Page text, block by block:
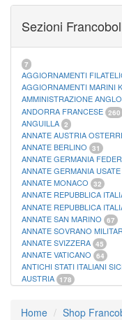
FOGLI MARINI PERIODI
MATERIALE FILATELICO
RACCOGLITORI XL
Sezioni
7
AGGIORNAMENTI
AGGIORNAMENTI MARINI
AMMINISTRAZIONE
ANDORRA FRANCESE 260
ANGUILLA 2
ANNATE AUSTRIA
ANNATE BERLINO 31
ANNATE GERMANIA
ANNATE GERMANIA USATE
ANNATE MONACO 32
ANNATE REPUBBLICA
ANNATE REPUBBLICA
ANNATE SAN MARINO 67
ANNATE SOVRANO
ANNATE SVIZZERA 45
ANNATE VATICANO 64
ANTICHI STATI ITALIANI
AUSTRIA 178
CASTELROSSO 10
Home Shop